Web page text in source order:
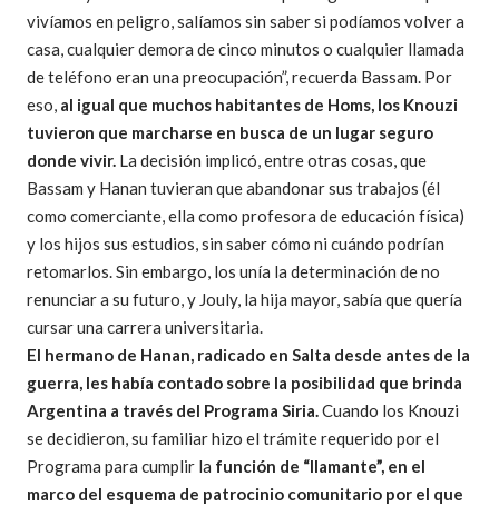
vivíamos en peligro, salíamos sin saber si podíamos volver a
casa, cualquier demora de cinco minutos o cualquier llamada
de teléfono eran una preocupación”, recuerda Bassam. Por
eso, al igual que muchos habitantes de Homs, los Knouzi
tuvieron que marcharse en busca de un lugar seguro
donde vivir. La decisión implicó, entre otras cosas, que
Bassam y Hanan tuvieran que abandonar sus trabajos (él
como comerciante, ella como profesora de educación física)
y los hijos sus estudios, sin saber cómo ni cuándo podrían
retomarlos. Sin embargo, los unía la determinación de no
renunciar a su futuro, y Jouly, la hija mayor, sabía que quería
cursar una carrera universitaria.
El hermano de Hanan, radicado en Salta desde antes de la
guerra, les había contado sobre la posibilidad que brinda
Argentina a través del Programa Siria.Cuando los Knouzi
se decidieron, su familiar hizo el trámite requerido por el
Programa para cumplir la función de “llamante”, en el
marco del esquema de patrocinio comunitario por el que